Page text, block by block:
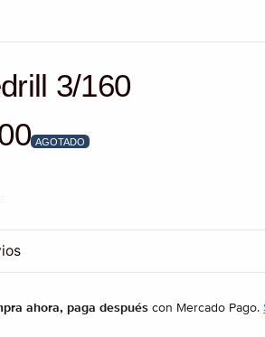
3/160
AGOTADO
ahora, paga despuéscon Mercado Pago.